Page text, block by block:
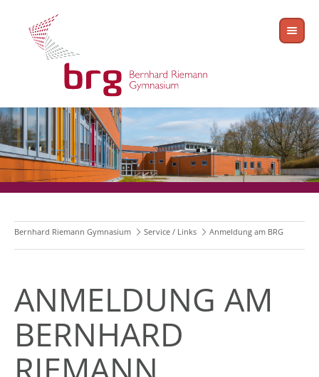
Bernhard Riemann Gymnasium Service / Links Anmeldung am BRG
ANMELDUNG AM
BERNHARD